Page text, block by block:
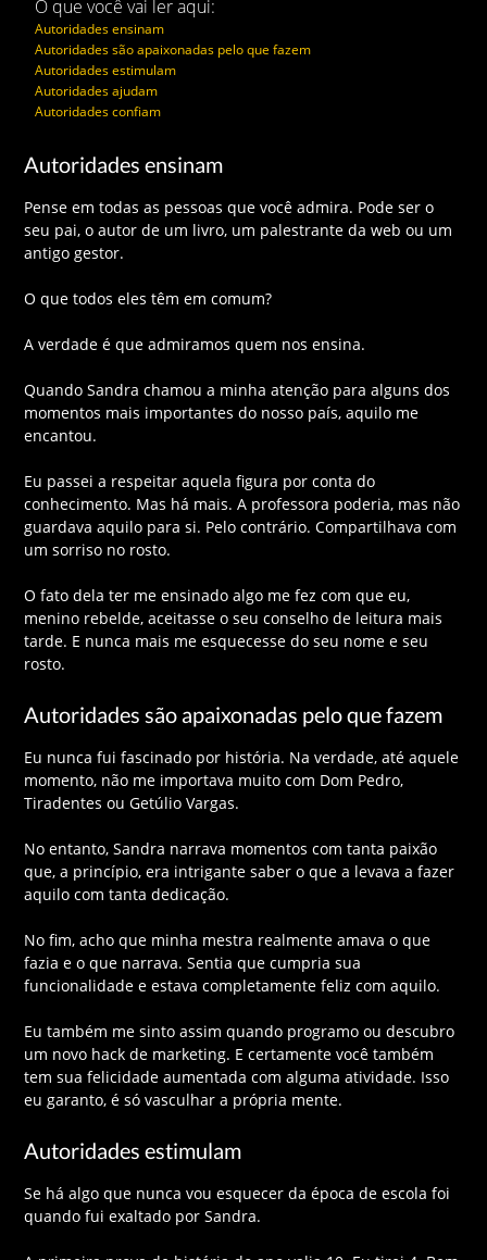
O que você vai ler aqui:
Autoridades ensinam
Autoridades são apaixonadas pelo que fazem
Autoridades estimulam
Autoridades ajudam
Autoridades confiam
Autoridades ensinam
Pense em todas as pessoas que você admira. Pode ser o
seu pai, o autor de um livro, um palestrante da web ou um
antigo gestor.
O que todos eles têm em comum?
A verdade é que admiramos quem nos ensina.
Quando Sandra chamou a minha atenção para alguns dos
momentos mais importantes do nosso país, aquilo me
encantou.
Eu passei a respeitar aquela figura por conta do
conhecimento. Mas há mais. A professora poderia, mas não
guardava aquilo para si. Pelo contrário. Compartilhava com
um sorriso no rosto.
O fato dela ter me ensinado algo me fez com que eu,
menino rebelde, aceitasse o seu conselho de leitura mais
tarde. E nunca mais me esquecesse do seu nome e seu
rosto.
Autoridades são apaixonadas pelo que fazem
Eu nunca fui fascinado por história. Na verdade, até aquele
momento, não me importava muito com Dom Pedro,
Tiradentes ou Getúlio Vargas.
No entanto, Sandra narrava momentos com tanta paixão
que, a princípio, era intrigante saber o que a levava a fazer
aquilo com tanta dedicação.
No fim, acho que minha mestra realmente amava o que
fazia e o que narrava. Sentia que cumpria sua
funcionalidade e estava completamente feliz com aquilo.
Eu também me sinto assim quando programo ou descubro
um novo hack de marketing. E certamente você também
tem sua felicidade aumentada com alguma atividade. Isso
eu garanto, é só vasculhar a própria mente.
Autoridades estimulam
Se há algo que nunca vou esquecer da época de escola foi
quando fui exaltado por Sandra.